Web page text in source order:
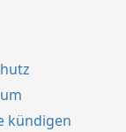
kündigen